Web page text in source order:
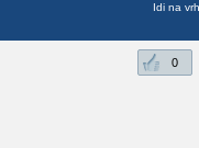
Idi na vrh
0